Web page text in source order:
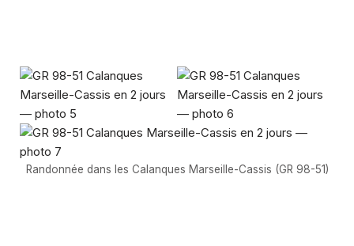
Randonnée dans les Calanques Marseille-Cassis (GR 98-51)